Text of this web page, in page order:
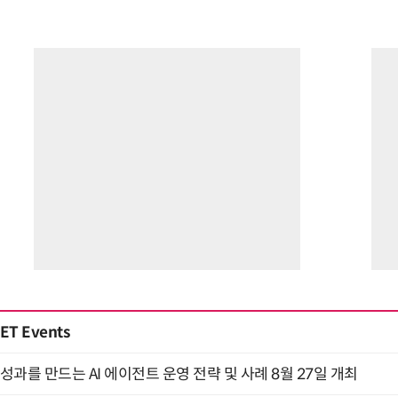
ET Events
성과를 만드는 AI 에이전트 운영 전략 및 사례 8월 27일 개최